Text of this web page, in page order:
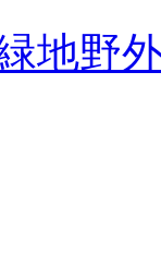
地野